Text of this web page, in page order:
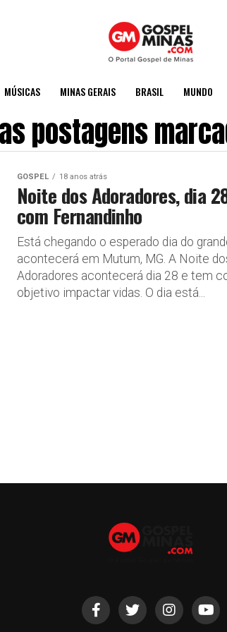
MÚSICAS MINAS GERAIS BRASIL MUNDO
postagens
GOSPEL 18 anos atrás
Noite dos Adoradores, dia
com Fernandinho
Está chegando o esperado dia do
acontecerá em Mutum, MG. A Noite
Adoradores acontecerá dia 28 e tem
objetivo impactar vidas. O dia está...